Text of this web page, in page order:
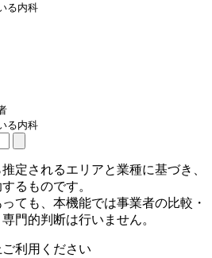
る内科
る内科
定されるエリアと業種に基づき、
るものです。
ても、本機能では事業者の比較・
門的判断は行いません。
利用ください